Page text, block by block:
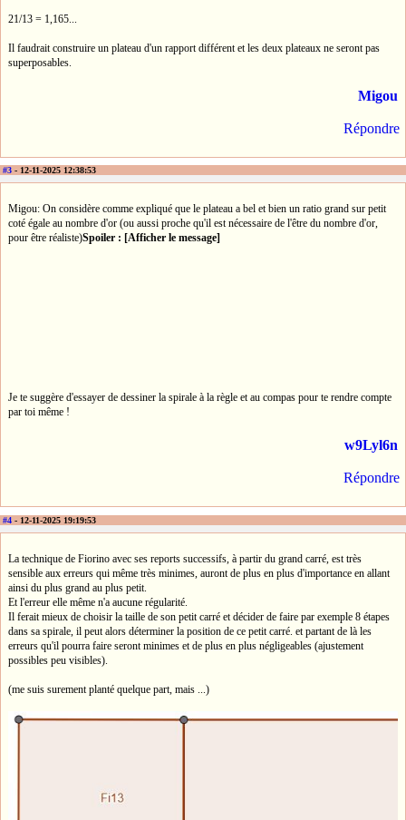
21/13 = 1,165...
Il faudrait construire un plateau d'un rapport différent et les deux plateaux ne seront pas
superposables.
Migou
Répondre
#3 - 12-11-2025 12:38:53
Migou: On considère comme expliqué que le plateau a bel et bien un ratio grand sur petit
coté égale au nombre d'or (ou aussi proche qu'il est nécessaire de l'être du nombre d'or,
pour être réaliste)Spoiler : [Afficher le message]
Je te suggère d'essayer de dessiner la spirale à la règle et au compas pour te rendre compte
par toi même !
w9Lyl6n
Répondre
#4 - 12-11-2025 19:19:53
La technique de Fiorino avec ses reports successifs, à partir du grand carré, est très
sensible aux erreurs qui même très minimes, auront de plus en plus d'importance en allant
ainsi du plus grand au plus petit.
Et l'erreur elle même n'a aucune régularité.
Il ferait mieux de choisir la taille de son petit carré et décider de faire par exemple 8 étapes
dans sa spirale, il peut alors déterminer la position de ce petit carré. et partant de là les
erreurs qu'il pourra faire seront minimes et de plus en plus négligeables (ajustement
possibles peu visibles).
(me suis surement planté quelque part, mais ...)